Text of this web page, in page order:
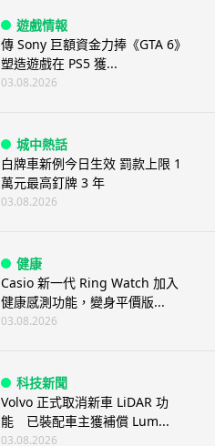
遊戲情報
傳 Sony 巨額資金力捧《GTA 6》
塑造遊戲在 PS5 獲...
03.08.2026
城中熱話
白牌車新例今日生效 罰款上限 1
萬元最高釘牌 3 年
03.08.2026
健康
Casio 新一代 Ring Watch 加入
健康感測功能，變身平價版...
03.08.2026
科技新聞
Volvo 正式取消新車 LiDAR 功
能 已裝配車主獲補償 Lum...
03.08.2026